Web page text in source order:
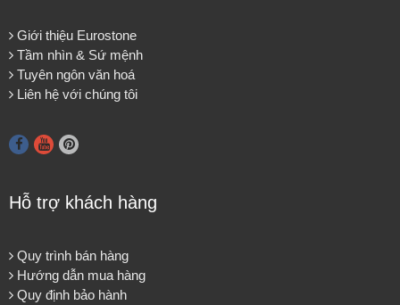
Giới thiệu Eurostone
Tầm nhìn & Sứ mệnh
Tuyên ngôn văn hoá
Liên hệ với chúng tôi
Hỗ trợ khách hàng
Quy trình bán hàng
Hướng dẫn mua hàng
Quy định bảo hành